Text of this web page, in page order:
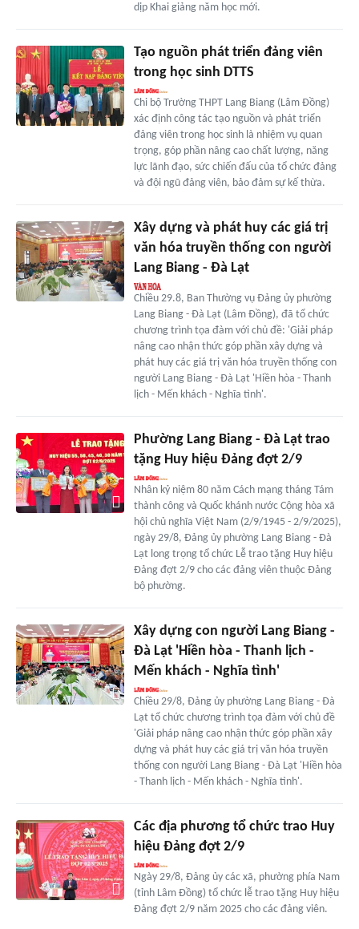
dịp Khai giảng năm học mới.
Tạo nguồn phát triển đảng viên
trong học sinh DTTS
Chi bộ Trường THPT Lang Biang (Lâm Đồng)
xác định công tác tạo nguồn và phát triển
đảng viên trong học sinh là nhiệm vụ quan
trọng, góp phần nâng cao chất lượng, năng
lực lãnh đạo, sức chiến đấu của tổ chức đảng
và đội ngũ đảng viên, bảo đảm sự kế thừa.
Xây dựng và phát huy các giá trị
văn hóa truyền thống con người
Lang Biang - Đà Lạt
Chiều 29.8, Ban Thường vụ Đảng ủy phường
Lang Biang - Đà Lạt (Lâm Đồng), đã tổ chức
chương trình tọa đàm với chủ đề: 'Giải pháp
nâng cao nhận thức góp phần xây dựng và
phát huy các giá trị văn hóa truyền thống con
người Lang Biang - Đà Lạt 'Hiền hòa - Thanh
lịch - Mến khách - Nghĩa tình'.
Phường Lang Biang - Đà Lạt trao
tặng Huy hiệu Đảng đợt 2/9
Nhân kỷ niệm 80 năm Cách mạng tháng Tám
thành công và Quốc khánh nước Cộng hòa xã
hội chủ nghĩa Việt Nam (2/9/1945 - 2/9/2025),
ngày 29/8, Đảng ủy phường Lang Biang - Đà
Lạt long trọng tổ chức Lễ trao tặng Huy hiệu
Đảng đợt 2/9 cho các đảng viên thuộc Đảng
bộ phường.
Xây dựng con người Lang Biang -
Đà Lạt 'Hiền hòa - Thanh lịch -
Mến khách - Nghĩa tình'
Chiều 29/8, Đảng ủy phường Lang Biang - Đà
Lạt tổ chức chương trình tọa đàm với chủ đề
'Giải pháp nâng cao nhận thức góp phần xây
dựng và phát huy các giá trị văn hóa truyền
thống con người Lang Biang - Đà Lạt 'Hiền hòa
- Thanh lịch - Mến khách - Nghĩa tình'.
Các địa phương tổ chức trao Huy
hiệu Đảng đợt 2/9
Ngày 29/8, Đảng ủy các xã, phường phía Nam
(tỉnh Lâm Đồng) tổ chức lễ trao tặng Huy hiệu
Đảng đợt 2/9 năm 2025 cho các đảng viên.